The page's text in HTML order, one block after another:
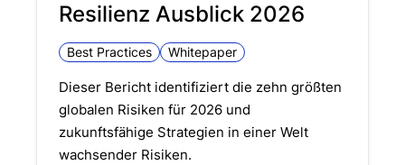
Resilienz Ausblick 2026
Best Practices Whitepaper
Dieser Bericht identifiziert die zehn größten
globalen Risiken für 2026 und
zukunftsfähige Strategien in einer Welt
wachsender Risiken.